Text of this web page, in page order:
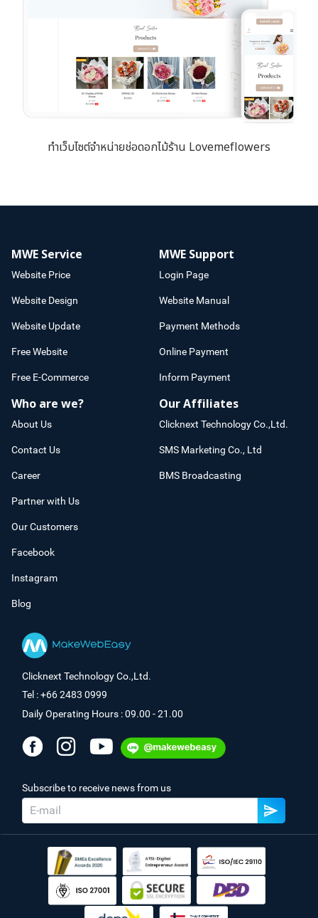
ทำเว็บไซต์จำหน่ายช่อดอกไม้ร้าน Lovemeflowers
MWE Service
Website Price
Website Design
Website Update
Free Website
Free E-Commerce
MWE Support
Login Page
Website Manual
Payment Methods
Online Payment
Inform Payment
Who are we?
About Us
Contact Us
Career
Partner with Us
Our Customers
Facebook
Instagram
Blog
Our Affiliates
Clicknext Technology Co.,Ltd.
SMS Marketing Co., Ltd
BMS Broadcasting
Clicknext Technology Co.,Ltd.
Tel : +66 2483 0999
Daily Operating Hours : 09.00 - 21.00
Subscribe to receive news from us